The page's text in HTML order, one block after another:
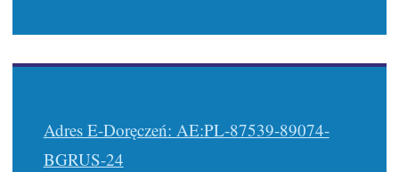
Adres E-Doręczeń: AE:PL-87539-89074-
BGRUS-24